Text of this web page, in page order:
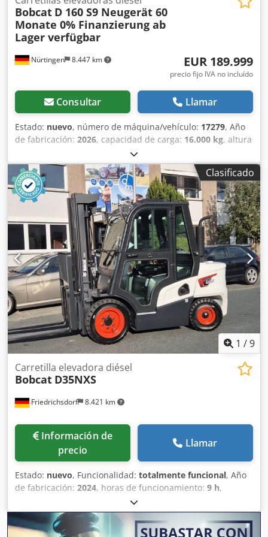
espejo interior, espejo exterior, luz giratoria, asiento,
Cámara frontal y trasera
Nürtingen 8.447 km
Bobcat D 160 S9 Neugerät 60
Monate 0% Finanzierung ab
Lager verfügbar
EUR 189.999
precio fijo IVA no incluído
Consultar Llamar
Estado: nuevo, número de máquina/vehículo: 17279, Año
de fabricación: 2026, capacidad de carga: 16.000 kg, altura
, ascensor libre:
de carga:600 mm, tipo de combustible:diésel, tipo de
mástil:triple , altura de construcción:3.030 mm, longitud
de la horquilla:
2.400 mm, tamaño del neumático
delantero:
12.00-20 100%, tamaño del neumático trasero:
12.00-20 100%, peso total:19.300 kg , Equipamiento:
cabina, 5218640 Dsdpfx Ahjzp T Aujqeck Número de serie:
FDC0H-5107-00494
Clasificado
1 /9
Friedrichsdorf 8.421 km
Carretilla elevadora diésel
Bobcat D35NXS
Información de
precio
Llamar
Estado: nuevo, Funcionalidad: totalmente funcional, Año
de fabricación: 2024, horas de funcionamiento: 9 h,
3.500 kg, altura de elevación:
mm, ascensor libre:1.400 mm, tipo de combustible:
diésel, tipo de mástil: triple , altura de construcción:2.350